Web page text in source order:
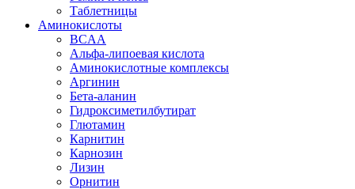
Таблетницы
Аминокислоты
BCAA
Альфа-липоевая кислота
Аминокислотные комплексы
Аргинин
Бета-аланин
Гидроксиметилбутират
Глютамин
Карнитин
Карнозин
Лизин
Орнитин